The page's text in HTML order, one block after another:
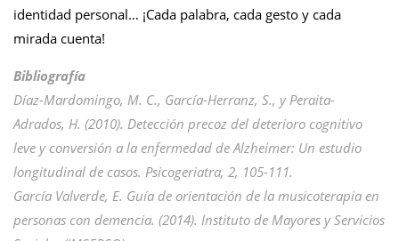
identidad personal… ¡Cada palabra, cada gesto y cada
mirada cuenta!
Bibliografía
Díaz-Mardomingo, M. C., García-Herranz, S., y Peraita-
Adrados, H. (2010). Detección precoz del deterioro cognitivo
leve y conversión a la enfermedad de Alzheimer: Un estudio
longitudinal de casos. Psicogeriatra, 2, 105-111.
García Valverde, E. Guía de orientación de la musicoterapia en
personas con demencia. (2014). Instituto de Mayores y Servicios